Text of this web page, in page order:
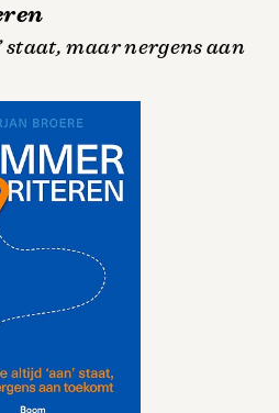
staat, maar nergens aan